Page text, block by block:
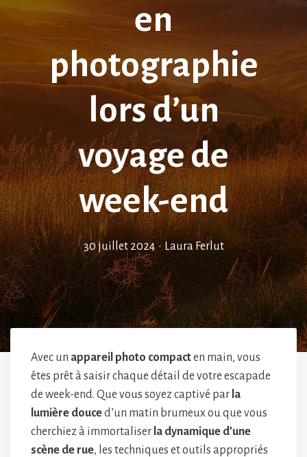
en
photographie
lors d’un
voyage de
week-end
30 juillet 2024 • Laura Ferlut
Avec un appareil photo compacten main, vous
êtes prêt à saisir chaque détail de votre escapade
de week-end. Que vous soyez captivé par la
lumière douced’un matin brumeux ou que vous
cherchiez à immortaliser la dynamique d’une
scène de rue, les techniques et outils appropriés